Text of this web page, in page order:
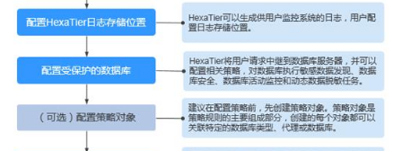
动
关
注
的
我
Programs